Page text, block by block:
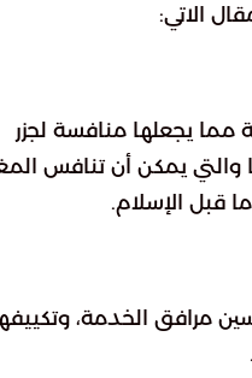
الاتي:
مما يجعلها منافسة لجزر
والتي يمكن أن تنافس
قبل الإسلام.
مرافق الخدمة،